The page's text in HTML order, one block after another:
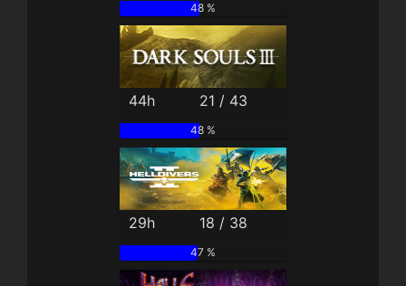
48 %
44h 21 / 43
48 %
29h 18 / 38
47 %